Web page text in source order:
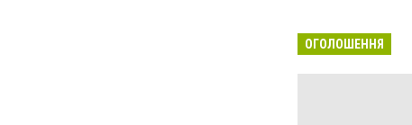
ОГОЛОШЕННЯ